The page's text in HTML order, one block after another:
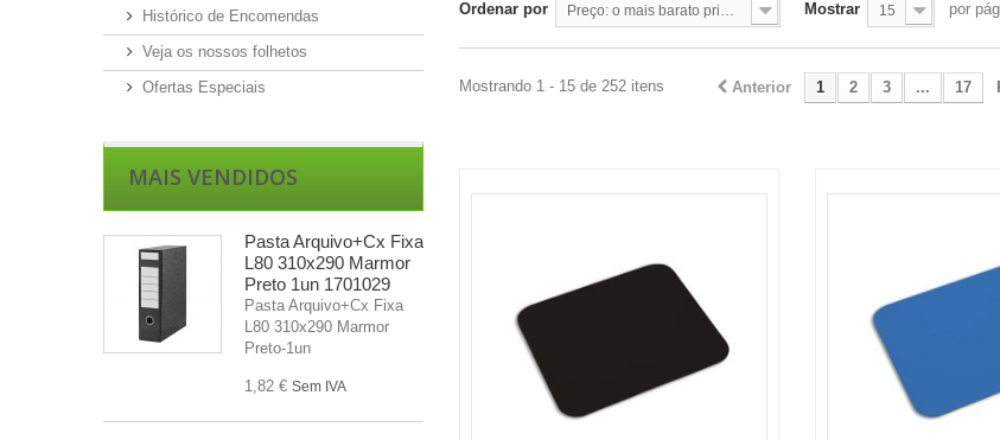
Histórico de Encomendas
Veja os nossos folhetos
Ofertas Especiais
MAIS VENDIDOS
Pasta Arquivo+Cx Fixa
L80 310x290 Marmor
Preto 1un 1701029
Pasta Arquivo+Cx Fixa
L80 310x290 Marmor
Preto-1un
1,82 € Sem IVA
Ordenar por Mostrar 15 por
Anterior 1 2 3 ... 17
Mostrando 1 - 15 de 252 itens